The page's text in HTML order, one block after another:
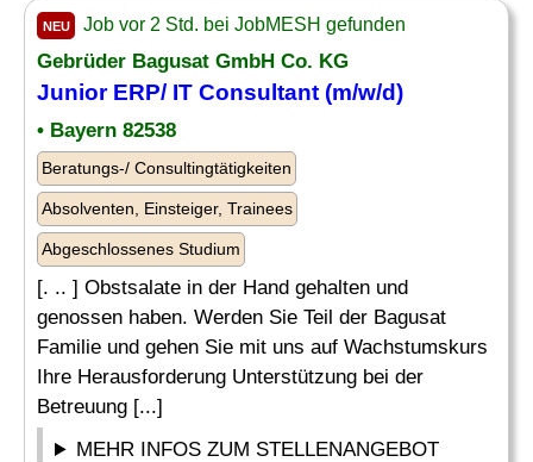
NEU Job vor 2 Std. bei JobMESH gefunden
Gebrüder Bagusat GmbH Co. KG
Junior ERP/ IT Consultant (m/w/d)
• Bayern 82538
Beratungs-/ Consultingtätigkeiten
Absolventen, Einsteiger, Trainees
Abgeschlossenes Studium
[. .. ] Obstsalate in der Hand gehalten und
genossen haben. Werden Sie Teil der Bagusat
Familie und gehen Sie mit uns auf Wachstumskurs
Ihre Herausforderung Unterstützung bei der
Betreuung [...]
MEHR INFOS ZUM STELLENANGEBOT